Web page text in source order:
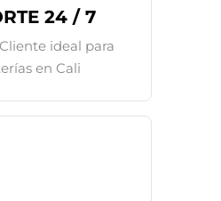
24 / 7
ideal para
en Cali